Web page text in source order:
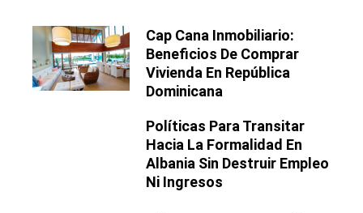
Cap Cana Inmobiliario:
Beneficios De Comprar
Vivienda En República
Dominicana
Políticas Para Transitar
Hacia La Formalidad En
Albania Sin Destruir Empleo
Ni Ingresos